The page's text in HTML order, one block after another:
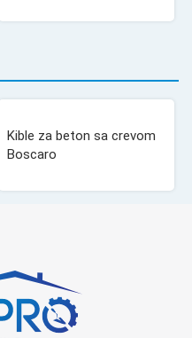
Kible za beton sa crevom
Boscaro